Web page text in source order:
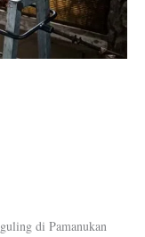
di Pamanukan